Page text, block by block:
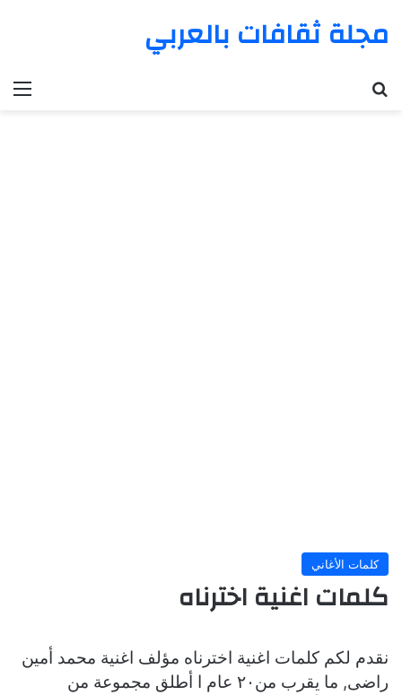
مجلة ثقافات بالعربي
كلمات الأغاني
كلمات اغنية اخترناه
نقدم لكم كلمات اغنية اخترناه مؤلف اغنية محمد أمين
راضى, ما يقرب من٢٠ عام ا أطلق مجموعة من